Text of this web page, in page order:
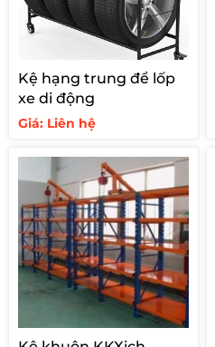
Kệ hạng trung để lốp
xe di động
Giá: Liên hệ